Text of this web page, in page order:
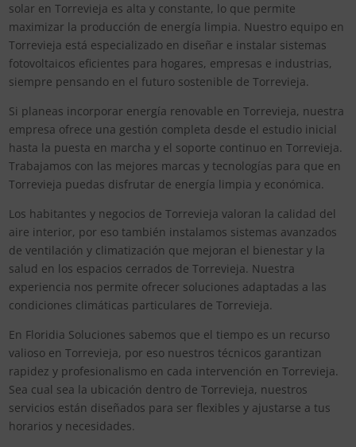
solar en Torrevieja es alta y constante, lo que permite
maximizar la producción de energía limpia. Nuestro equipo en
Torrevieja está especializado en diseñar e instalar sistemas
fotovoltaicos eficientes para hogares, empresas e industrias,
siempre pensando en el futuro sostenible de Torrevieja.
Si planeas incorporar energía renovable en Torrevieja, nuestra
empresa ofrece una gestión completa desde el estudio inicial
hasta la puesta en marcha y el soporte continuo en Torrevieja.
Trabajamos con las mejores marcas y tecnologías para que en
Torrevieja puedas disfrutar de energía limpia y económica.
Los habitantes y negocios de Torrevieja valoran la calidad del
aire interior, por eso también instalamos sistemas avanzados
de ventilación y climatización que mejoran el bienestar y la
salud en los espacios cerrados de Torrevieja. Nuestra
experiencia nos permite ofrecer soluciones adaptadas a las
condiciones climáticas particulares de Torrevieja.
En Floridia Soluciones sabemos que el tiempo es un recurso
valioso en Torrevieja, por eso nuestros técnicos garantizan
rapidez y profesionalismo en cada intervención en Torrevieja.
Sea cual sea la ubicación dentro de Torrevieja, nuestros
servicios están diseñados para ser flexibles y ajustarse a tus
horarios y necesidades.